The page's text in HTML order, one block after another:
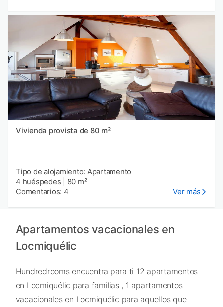
Vivienda provista de 80 m²
Tipo de alojamiento: Apartamento
4 huéspedes
80 m²
Comentarios: 4
Ver más
Apartamentos vacacionales en
Locmiquélic
Hundredrooms encuentra para ti 12 apartamentos
en Locmiquélic para familias , 1 apartamentos
vacacionales en Locmiquélic para aquellos que